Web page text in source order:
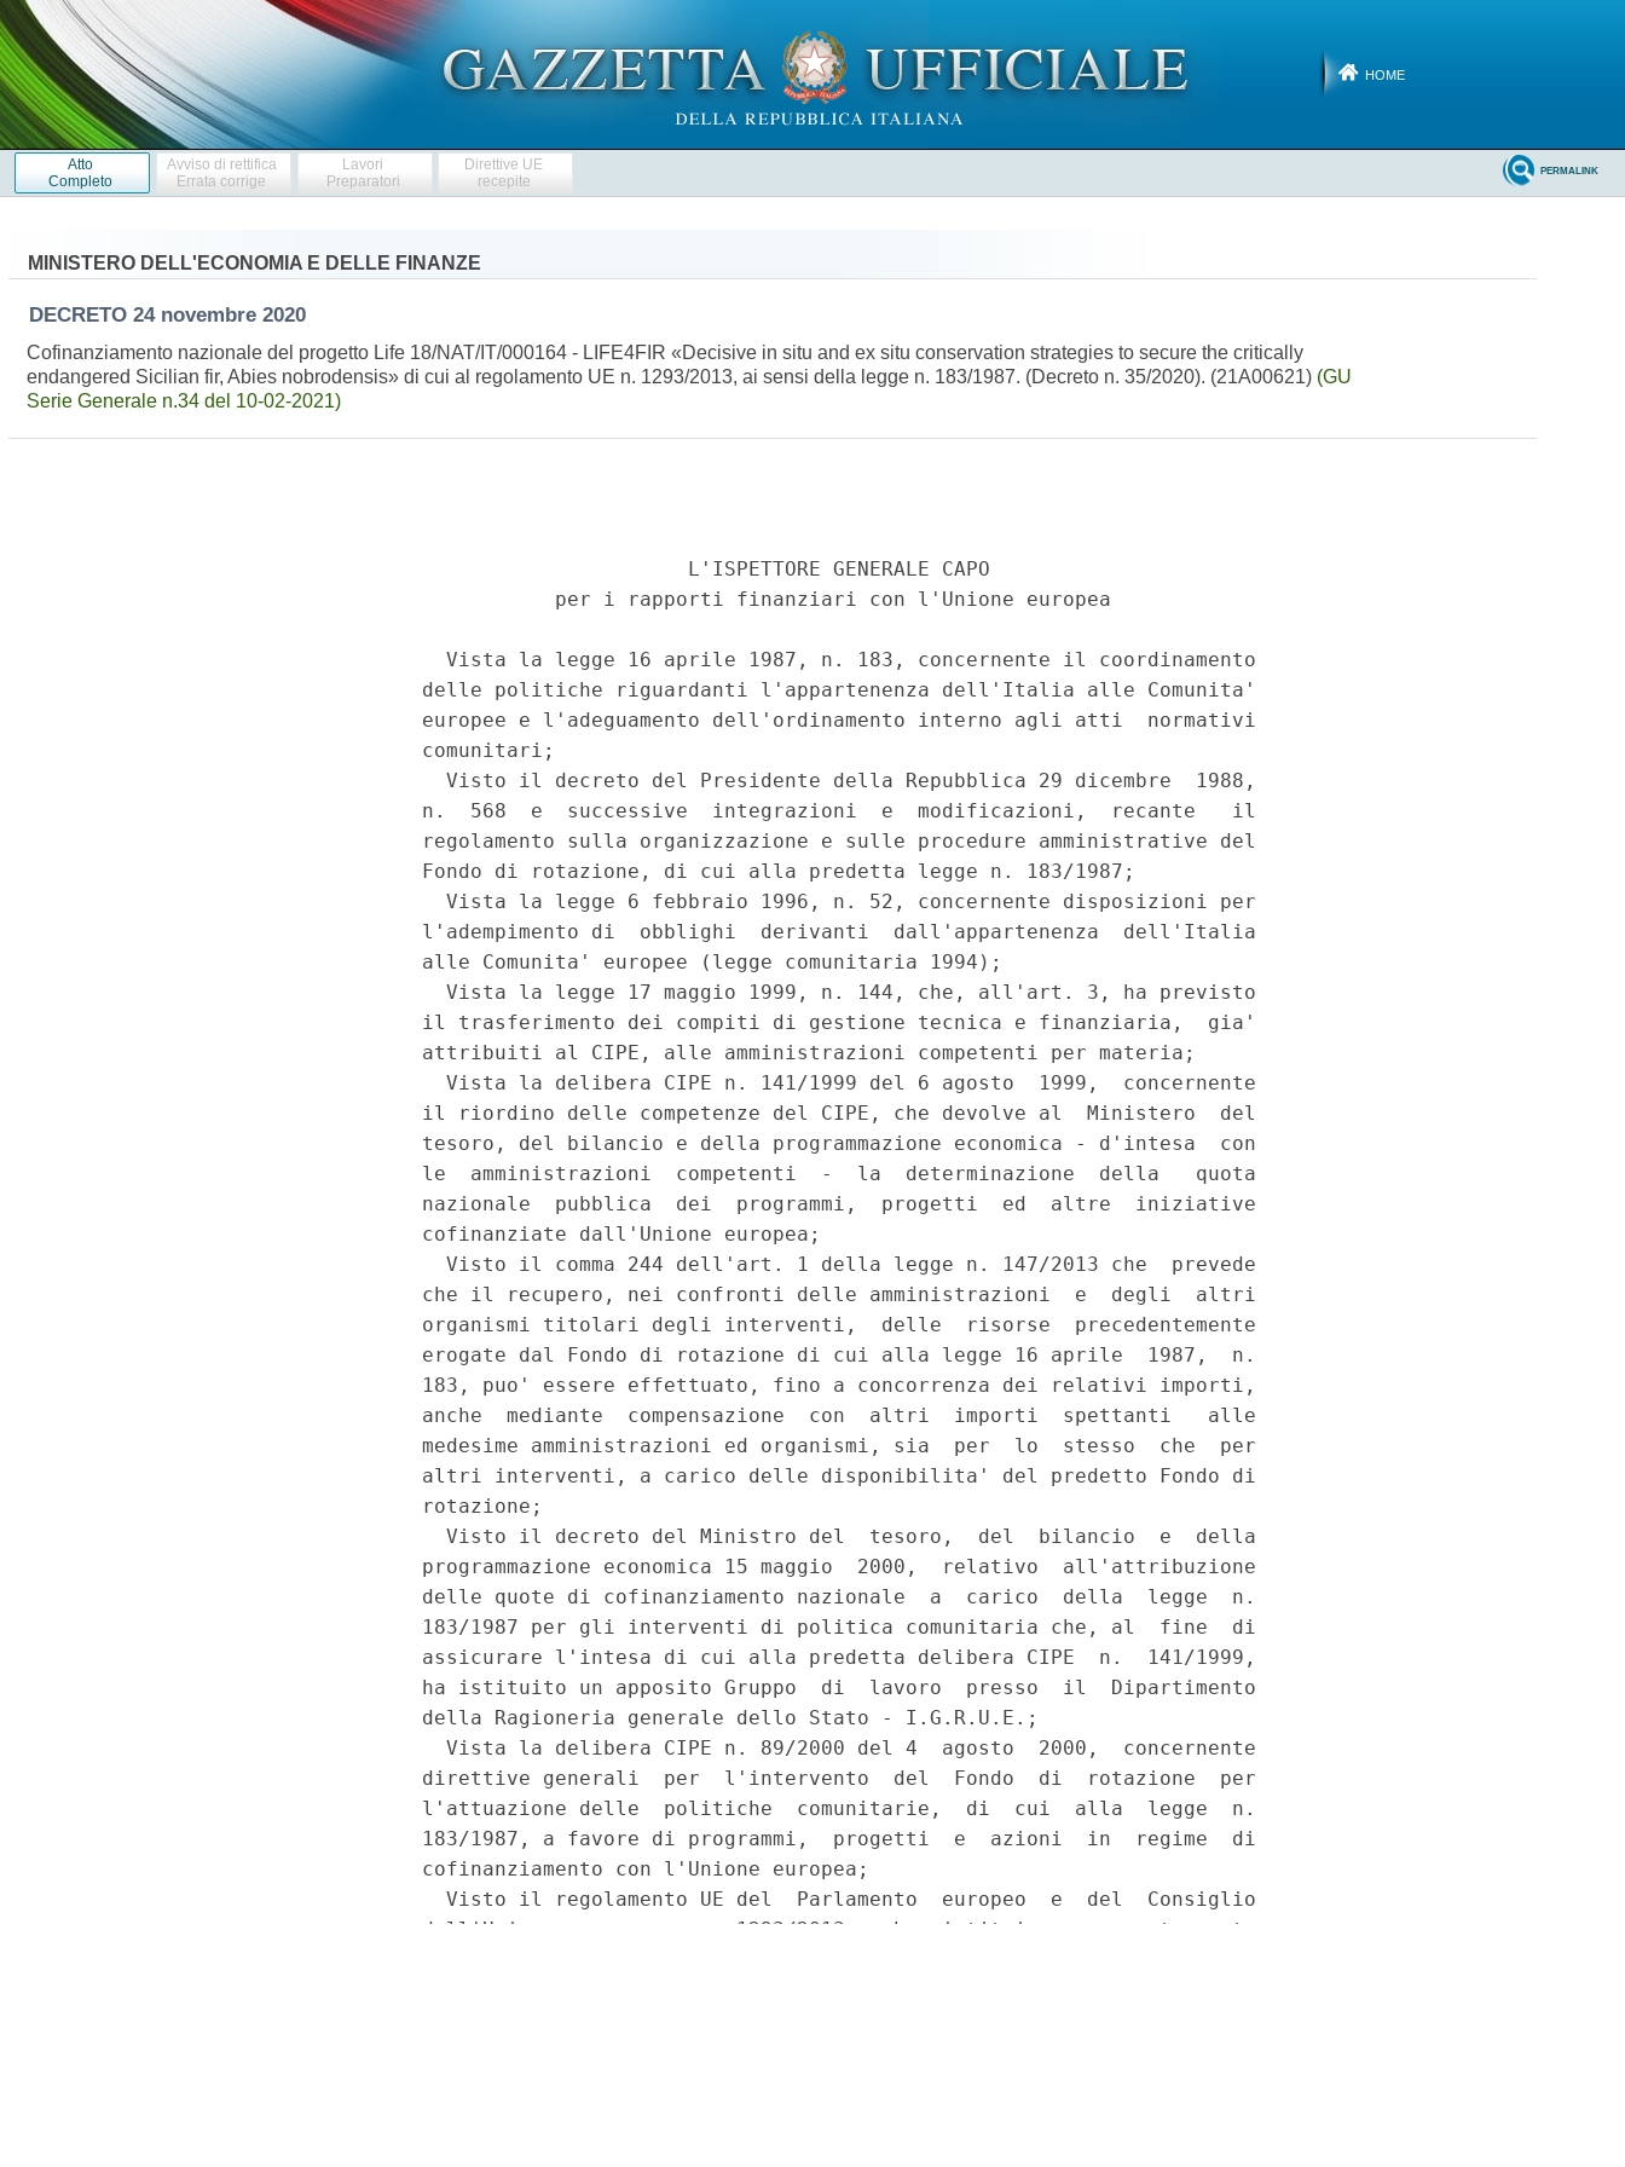
HOME
Atto
Completo
Avviso di rettifica
Errata corrige
Lavori
Preparatori
Direttive UE
recepite
PERMALINK
MINISTERO DELL'ECONOMIA E DELLE FINANZE
DECRETO 24 novembre 2020
Cofinanziamento nazionale del progetto Life 18/NAT/IT/000164 - LIFE4FIR «Decisive in situ and ex situ conservation strategies to secure the critically
endangered Sicilian fir, Abies nobrodensis» di cui al regolamento UE n. 1293/2013, ai sensi della legge n. 183/1987. (Decreto n. 35/2020). (21A00621) (GU
Serie Generale n.34 del 10-02-2021)